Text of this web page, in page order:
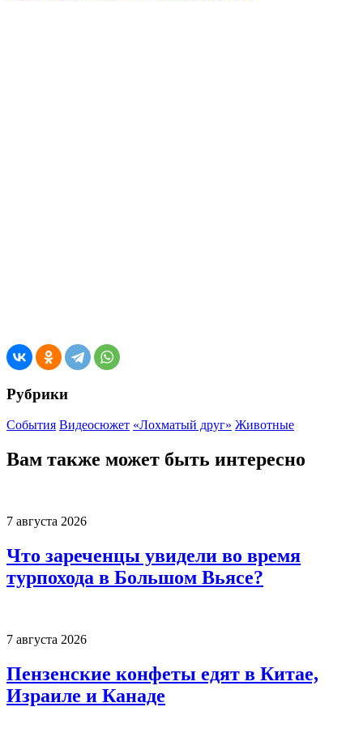
Рубрики
События Видеосюжет «Лохматый друг» Животные
Вам также может быть интересно
7 августа 2026
Что зареченцы увидели во время
турпохода в Большом Вьясе?
7 августа 2026
Пензенские конфеты едят в Китае,
Израиле и Канаде